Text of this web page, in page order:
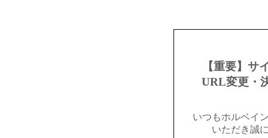
【重要】サ
URL変更・
いつもホルベイ
いただき誠